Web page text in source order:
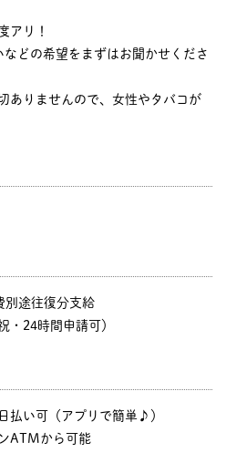
アリ！
どの希望をまずはお聞かせくださ
ありませんので、女性やタバコが
途往復分支給
24時間申請可）
払い可（アプリで簡単♪）
ATMから可能